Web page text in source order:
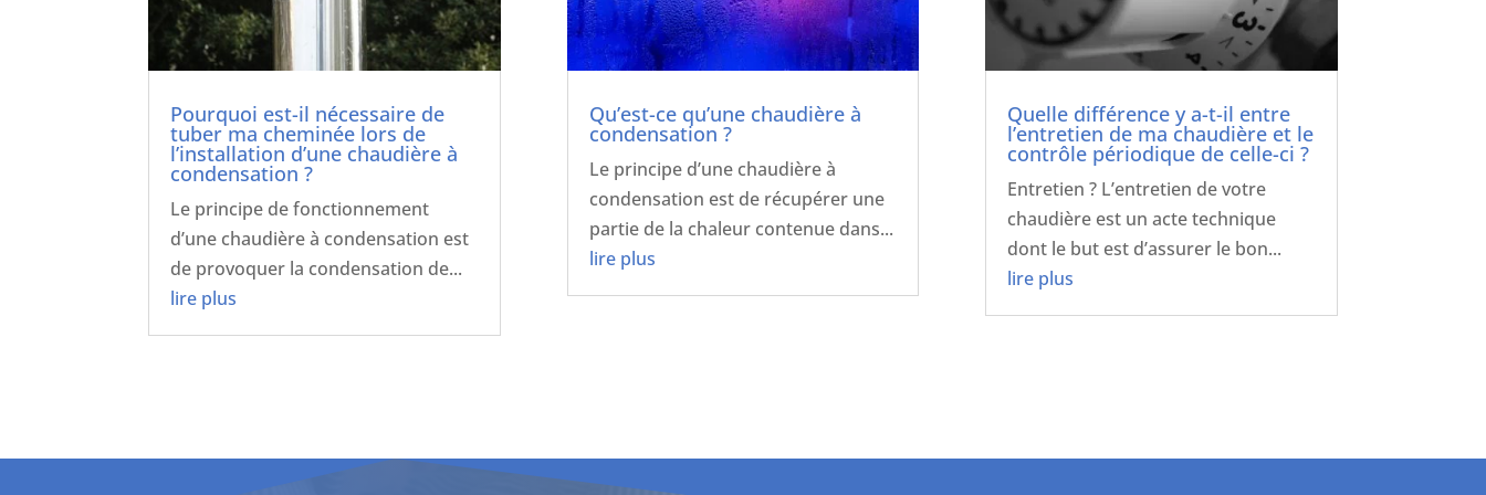
Pourquoi est-il nécessaire de
tuber ma cheminée lors de
l’installation d’une chaudière à
condensation ?
Le principe de fonctionnement
d’une chaudière à condensation est
de provoquer la condensation de...
lire plus
Qu’est-ce qu’une chaudière à
condensation ?
Le principe d’une chaudière à
condensation est de récupérer une
partie de la chaleur contenue dans...
lire plus
Quelle différence y a-t-il entre
l’entretien de ma chaudière et le
contrôle périodique de celle-ci ?
Entretien ? L’entretien de votre
chaudière est un acte technique
dont le but est d’assurer le bon...
lire plus